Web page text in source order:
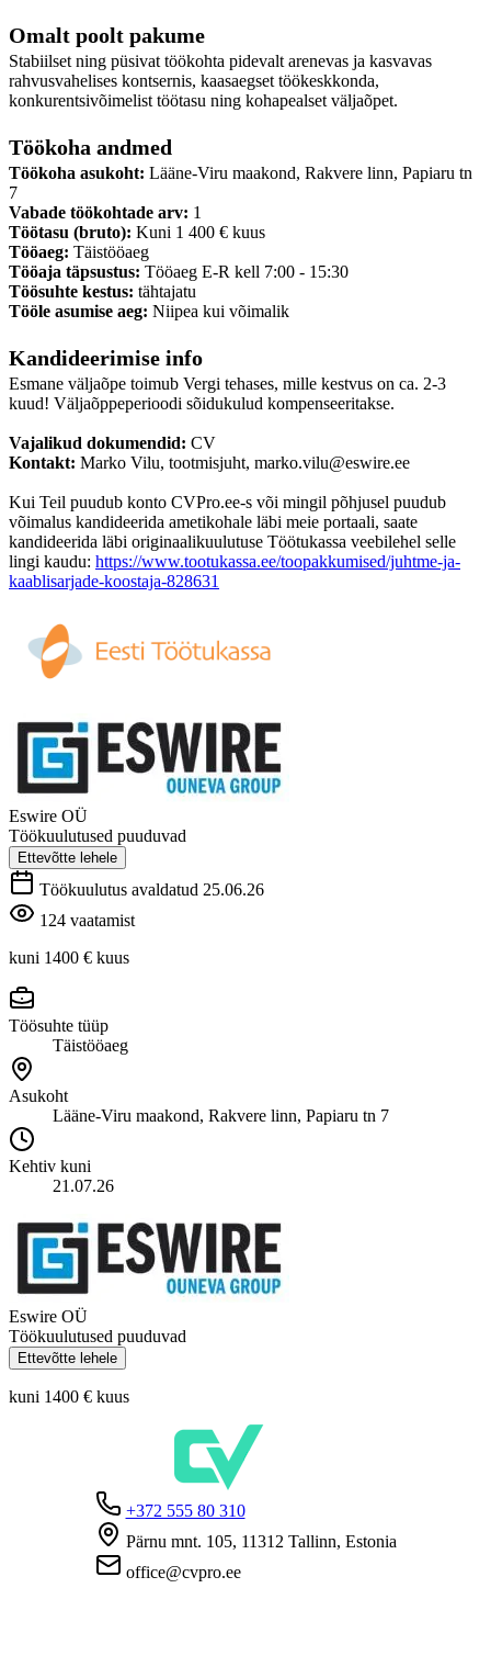
Omalt poolt pakume
Stabiilset ning püsivat töökohta pidevalt arenevas ja kasvavas
rahvusvahelises kontsernis, kaasaegset töökeskkonda,
konkurentsivõimelist töötasu ning kohapealset väljaõpet.
Töökoha andmed
Töökoha asukoht: Lääne-Viru maakond, Rakvere linn, Papiaru tn
7
Vabade töökohtade arv: 1
Töötasu (bruto): Kuni 1 400 € kuus
Tööaeg: Täistööaeg
Tööaja täpsustus: Tööaeg E-R kell 7:00 - 15:30
Töösuhte kestus: tähtajatu
Tööle asumise aeg: Niipea kui võimalik
Kandideerimise info
Esmane väljaõpe toimub Vergi tehases, mille kestvus on ca. 2-3
kuud! Väljaõppeperioodi sõidukulud kompenseeritakse.
Vajalikud dokumendid: CV
Kontakt: Marko Vilu, tootmisjuht, marko.vilu@eswire.ee
Kui Teil puudub konto CVPro.ee-s või mingil põhjusel puudub
võimalus kandideerida ametikohale läbi meie portaali, saate
kandideerida läbi originaalikuulutuse Töötukassa veebilehel selle
lingi kaudu: https://www.tootukassa.ee/toopakkumised/juhtme-ja-
kaablisarjade-koostaja-828631
Eswire OÜ
Töökuulutused puuduvad
Ettevõtte lehele
Töökuulutus avaldatud 25.06.26
124 vaatamist
kuni 1400 € kuus
Töösuhte tüüp
Täistööaeg
Asukoht
Lääne-Viru maakond, Rakvere linn, Papiaru tn 7
Kehtiv kuni
21.07.26
Eswire OÜ
Töökuulutused puuduvad
Ettevõtte lehele
kuni 1400 € kuus
+372 555 80 310
Pärnu mnt. 105, 11312 Tallinn, Estonia
office@cvpro.ee